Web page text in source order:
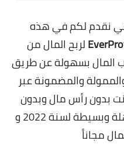
متابعين
المشفرة
نقدم لكم في هذه
لربح المال من
المال بسهولة عن طريق
والمضمونة عبر
بدون رأس مال وبدون
خبرة ودون مجهود بطرق سهلة وبسيطة لسنة 2022 و